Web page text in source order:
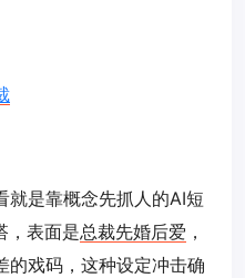
就是靠概念先抓人的AI短
，表面是总裁先婚后爱 ，
的戏码，这种设定冲击确